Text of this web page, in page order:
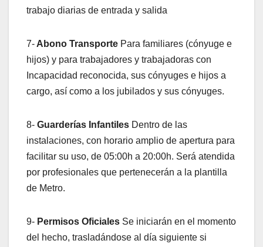
trabajo diarias de entrada y salida
7- Abono Transporte Para familiares (cónyuge e
hijos) y para trabajadores y trabajadoras con
Incapacidad reconocida, sus cónyuges e hijos a
cargo, así como a los jubilados y sus cónyuges.
8- Guarderías Infantiles Dentro de las
instalaciones, con horario amplio de apertura para
facilitar su uso, de 05:00h a 20:00h. Será atendida
por profesionales que pertenecerán a la plantilla
de Metro.
9- Permisos Oficiales Se iniciarán en el momento
del hecho, trasladándose al día siguiente si